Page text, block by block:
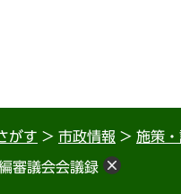
がす > 市政情報 > 施策
審議会会議録